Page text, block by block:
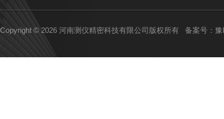
Copyright © 2026 河南测仪精密科技有限公司版权所有 备案号：